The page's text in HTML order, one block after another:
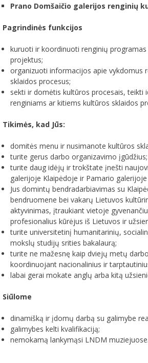
Prano Domšaičio galerijos renginių
Pagrindinės funkcijos
kuruoti ir koordinuoti renginių programas
projektus;
organizuoti informacijos apie vykdomus
sklaidos procesus;
sekti ir domėtis kultūros procesais, teikti
renginiams ar kitiems kultūros sklaidos
Tikimės, kad Jūs:
domitės menu ir nusimanote kultūros
turite gerus darbo organizavimo įgūdžius;
turite daug idėjų ir trokštate įnešti
galerijoje Klaipėdoje ir Pamario galerijoje
Jus domintų bendradarbiavimas su
bendruomene bei vakarų Lietuvos
aktyvinimas, įtraukiant vietoje
profesionalius kūrėjus iš Lietuvos ir
turite universitetinį humanitarinių,
mokslų studijų srities bakalaurą;
turite ne mažesnę kaip dviejų metų
koordinuojant nacionalinius ir
labai gerai mokate anglų arba kitą
Siūlome
dinamišką ir įdomų darbą su galimybe
galimybes kelti kvalifikaciją;
nemokamą lankymąsi LNDM muziejuose.